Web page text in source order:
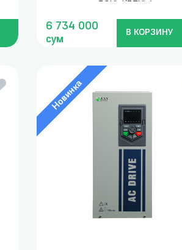
6 734 000
сум
В КОРЗИНУ
Новинка